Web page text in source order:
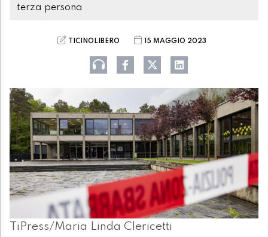
terza persona
TICINOLIBERO 15 MAGGIO 2023
TiPress/Maria Linda Clericetti